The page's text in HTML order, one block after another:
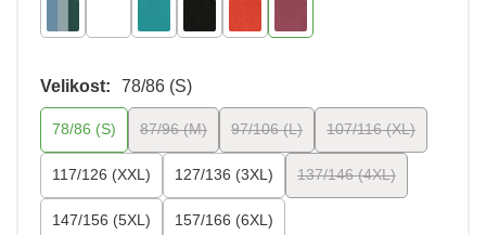
Velikost: 78/86 (S)
78/86 (S) 87/96 (M) 97/106 (L) 107/116 (XL)
117/126 (XXL) 127/136 (3XL) 137/146 (4XL)
147/156 (5XL) 157/166 (6XL)